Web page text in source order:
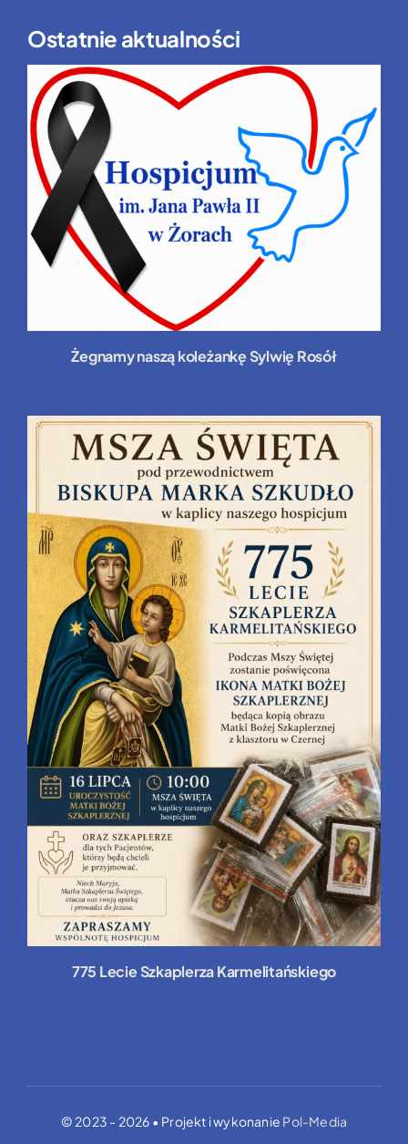
Ostatnie aktualności
Żegnamy naszą koleżankę Sylwię Rosół
775 Lecie Szkaplerza Karmelitańskiego
© 2023 - 2026 • Projekt i wykonanie Pol-Media